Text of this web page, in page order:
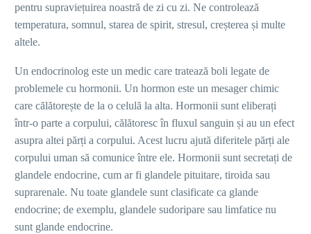
pentru supraviețuirea noastră de zi cu zi. Ne controlează
temperatura, somnul, starea de spirit, stresul, creșterea și multe
altele.
Un endocrinolog este un medic care tratează boli legate de
problemele cu hormonii. Un hormon este un mesager chimic
care călătorește de la o celulă la alta. Hormonii sunt eliberați
într-o parte a corpului, călătoresc în fluxul sanguin și au un efect
asupra altei părți a corpului. Acest lucru ajută diferitele părți ale
corpului uman să comunice între ele. Hormonii sunt secretați de
glandele endocrine, cum ar fi glandele pituitare, tiroida sau
suprarenale. Nu toate glandele sunt clasificate ca glande
endocrine; de exemplu, glandele sudoripare sau limfatice nu
sunt glande endocrine.